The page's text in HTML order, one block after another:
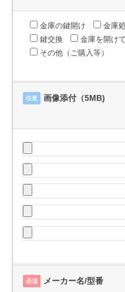
金庫の鍵開け 金庫
鍵交換
金庫を開け
その他（ご購入等）
任意 画像添付（5MB)
必須 メーカー名/型番